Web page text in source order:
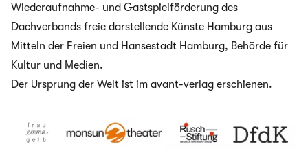
Wiederaufnahme- und Gastspielförderung des
Dachverbands freie darstellende Künste Hamburg aus
Mitteln der Freien und Hansestadt Hamburg, Behörde für
Kultur und Medien.
Der Ursprung der Welt ist im avant-verlag erschienen.